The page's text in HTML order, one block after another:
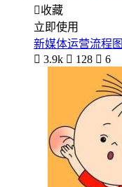
收藏
立即使用
新媒体运营流程图
 3.9k  128  6